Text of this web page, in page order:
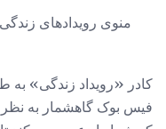
منوی رویدادهای
کادر «رویداد زندگی» به
فیس بوک گاهشمار به